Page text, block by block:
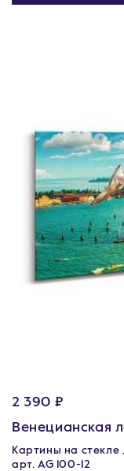
2 390 ₽
Венецианская
Картины на стекле
арт. AG 100-12